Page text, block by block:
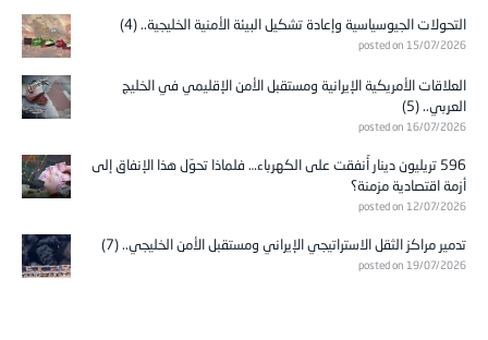
التحولات الجيوسياسية وإعادة تشكيل البيئة الأمنية الخليجية.. (4)
posted on 15/07/2026
العلاقات الأمريكية الإيرانية ومستقبل الأمن الإقليمي في الخليج
العربي.. (5)
posted on 16/07/2026
596 تريليون دينار أُنفقت على الكهرباء… فلماذا تحوّل هذا الإنفاق إلى
أزمة اقتصادية مزمنة؟
posted on 12/07/2026
تدمير مراكز الثقل الاستراتيجي الإيراني ومستقبل الأمن الخليجي.. (7)
posted on 19/07/2026